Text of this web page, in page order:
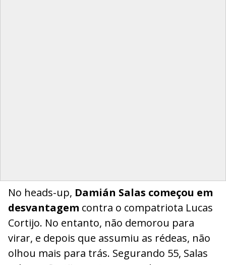
No heads-up, Damián Salas começou em
desvantagem contra o compatriota Lucas
Cortijo. No entanto, não demorou para
virar, e depois que assumiu as rédeas, não
olhou mais para trás. Segurando 55, Salas